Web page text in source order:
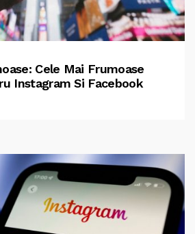
Cele Mai Frumoase
Instagram Si Facebook